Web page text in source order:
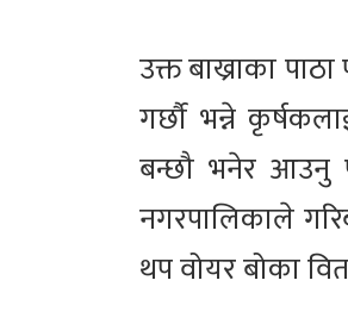
उक्त बाख्राका
गर्छौ भन्ने
बन्छौ भनेर आउनु
नगरपालिकाले
थप वोयर बोका